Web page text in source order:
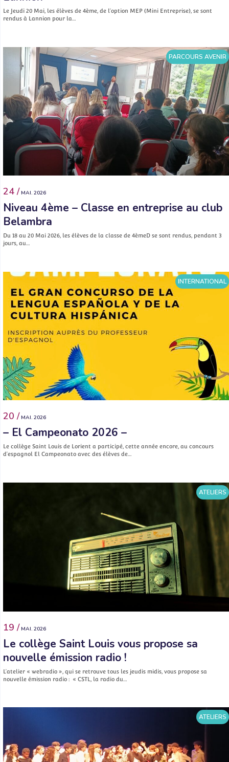
Le Jeudi 20 Mai, les élèves de 4ème, de l’option MEP (Mini Entreprise), se sont
rendus à Lannion pour la…
PARCOURS AVENIR
24 / MAI. 2026
Niveau 4ème – Classe en entreprise au club
Belambra
Du 18 au 20 Mai 2026, les élèves de la classe de 4èmeD se sont rendus, pendant 3
jours, au…
INTERNATIONAL
20 / MAI. 2026
– El Campeonato 2026 –
Le collège Saint Louis de Lorient a participé, cette année encore, au concours
d’espagnol El Campeonato avec des élèves de…
ATELIERS
19 / MAI. 2026
Le collège Saint Louis vous propose sa
nouvelle émission radio !
L’atelier « webradio », qui se retrouve tous les jeudis midis, vous propose sa
nouvelle émission radio : « CSTL, la radio du…
ATELIERS